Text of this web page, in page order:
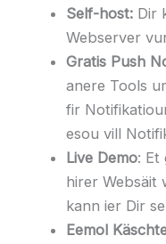
Self-host: Dir
Webserver
Gratis Push
anere Tools
fir
esou vill
Live Demo: Et
hirer Websäit
kann ier Dir
Eemol